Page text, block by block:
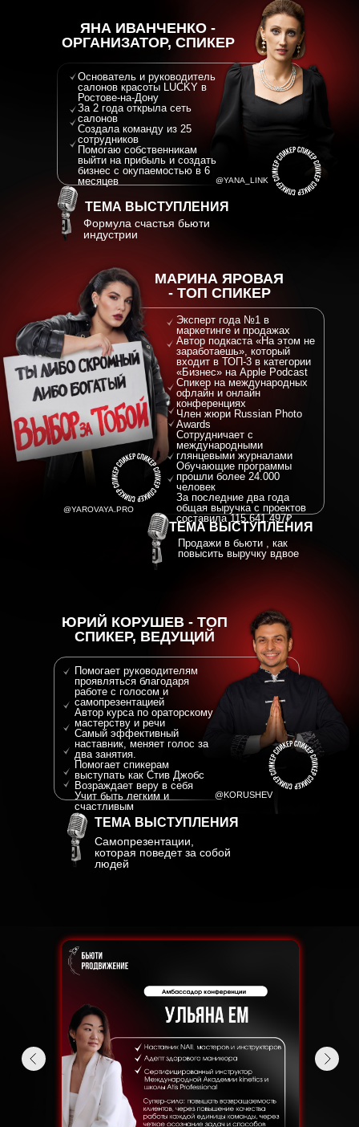
сможете четко рассчитать
будущего салона, понять,
вам необходим для открытия и
понадобится для
ЯНА ИВАНЧЕНКО -
ОРГАНИЗАТОР, СПИКЕР
Основатель и руководитель
салонов красоты LUCKY в
Ростове-на-Дону
За 2 года открыла сеть
салонов
Создала команду из 25
сотрудников
Помогаю собственникам
выйти на прибыль и создать
бизнес с окупаемостью в 6
месяцев
ТЕМА ВЫСТУПЛЕНИЯ
Формула счастья бьюти
индустрии
ТЕМА ВЫСТУПЛЕНИЯ
Эксперт года №1 в
маркетинге и продажах
Автор подкаста «На этом не
заработаешь», который
входит в ТОП-3 в категории
«Бизнес» на Apple Podcast
Спикер на международных
офлайн и онлайн
конференциях
Член жюри Russian Photo
Awards
Сотрудничает с
международными
глянцевыми журналами
Обучающие программы
прошли более 24.000
человек
За последние два года
общая выручка с проектов
составила 115.641.497₽
МАРИНА ЯРОВАЯ
- ТОП СПИКЕР
Продажи в бьюти , как
повысить выручку вдвое
ЮРИЙ КОРУШЕВ - ТОП
СПИКЕР, ВЕДУЩИЙ
Помогает руководителям
проявляться благодаря
работе с голосом и
самопрезентацией
Автор курса по ораторскому
мастерству и речи
Самый эффективный
наставник, меняет голос за
два занятия.
Помогает спикерам
выступать как Стив Джобс
Возраждает веру в себя
Учит быть легким и
счастливым
ТЕМА ВЫСТУПЛЕНИЯ
Самопрезентации,
которая поведет за собой
людей
@YANA_LINK
@YAROVAYA.PRO
@KORUSHEV